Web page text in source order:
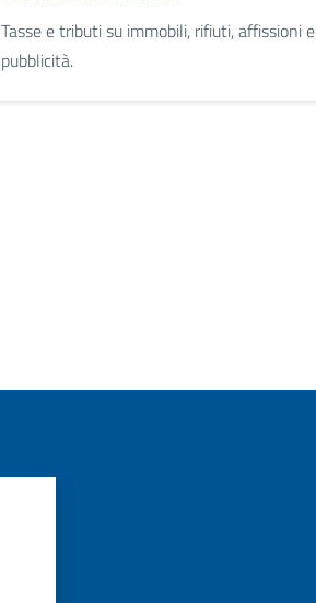
Tasse e tributi su immobili, rifiuti, affissioni e
pubblicità.